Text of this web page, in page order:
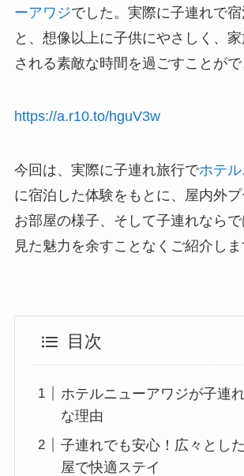
ーアワジでした。実際に子連れで
と、想像以上に子供にやさしく、
される素敵な時間を過ごすことがで
https://a.r10.to/hguV3w
今回は、実際に子連れ旅行でホテ
に宿泊した体験をもとに、屋内外プ
お部屋の様子、そして子連れなら
見た魅力を余すことなくご紹介しま
目次
ホテルニューアワジが子連
な理由
子連れでも安心！広々とし
屋で快適ステイ